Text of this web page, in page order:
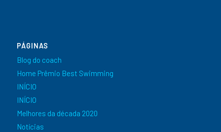
PÁGINAS
Blog do coach
Home Prêmio Best Swimming
INÍCIO
INÍCIO
Melhores da década 2020
Notícias